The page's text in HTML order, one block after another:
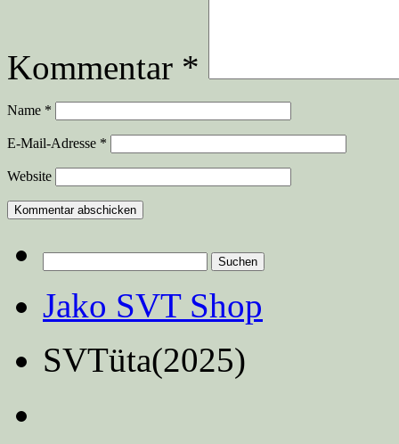
Kommentar *
Name *
E-Mail-Adresse *
Website
nach:
Jako SVT Shop
SVTüta(2025)